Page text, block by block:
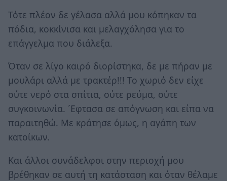
Τότε πλέον δε γέλασα αλλά μου κόπηκαν τα
πόδια, κοκκίνισα και μελαγχόλησα για το
επάγγελμα που διάλεξα.
Όταν σε λίγο καιρό διορίστηκα, δε με πήραν με
μουλάρι αλλά με τρακτέρ!!! Το χωριό δεν είχε
ούτε νερό στα σπίτια, ούτε ρεύμα, ούτε
συγκοινωνία. ´Εφτασα σε απόγνωση και είπα να
παραιτηθώ. Με κράτησε όμως, η αγάπη των
κατοίκων.
Και άλλοι συνάδελφοι στην περιοχή μου
βρέθηκαν σε αυτή τη κατάσταση και όταν θέλαμε